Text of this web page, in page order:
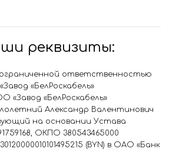
реквизиты:
ответственностью
«Завод «БелРоскабель»
«Завод «БелРоскабель»
Александр Валентинович
на основании Устава
ОКПО 380543465000
(BYN) в ОАО «Банк